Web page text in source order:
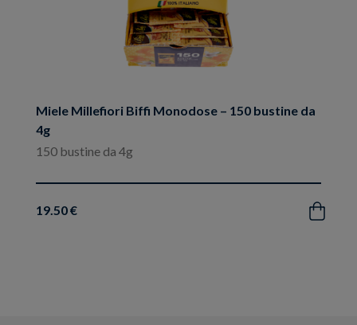
Miele Millefiori Biffi Monodose – 150 bustine da
4g
150 bustine da 4g
19.50 € Acquista